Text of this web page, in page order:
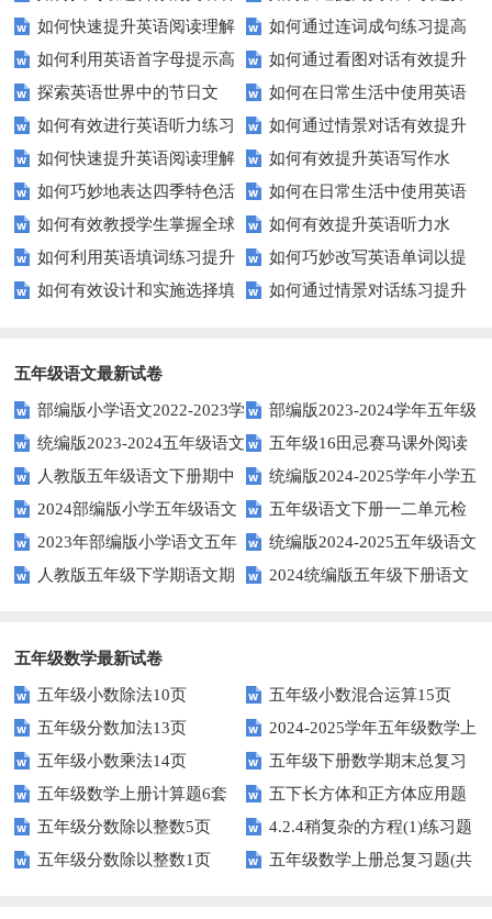
力测试？
题的得分？
如何快速提升英语阅读理解
能力？这些技巧你必须知道！
如何通过连词成句练习提高
英语水平？
如何利用英语首字母提示高
效完成填空题？
如何通过看图对话有效提升
英语口语水平？
探索英语世界中的节日文
化：您知道这些传统吗？
如何在日常生活中使用英语
进行有效沟通？——实用英语口
语技巧
如何有效进行英语听力练习
以快速提升？
如何通过情景对话有效提升
英语口语水平？
如何快速提升英语阅读理解
能力？这些技巧你必须知道！
如何有效提升英语写作水
平？这里有五个实用建议！
如何巧妙地表达四季特色活
动？这些建议让您的活动更加丰
富多彩！
如何在日常生活中使用英语
进行有效问答？——实用技巧分
享
如何有效教授学生掌握全球
通用的日期表达？
如何有效提升英语听力水
平？这些测试技巧要知道！
如何利用英语填词练习提升
词汇量？这里有5个高效方法值
如何巧妙改写英语单词以提
升文章魅力？
如何有效设计和实施选择填
如何通过情景对话练习提升
五年级语文最新试卷
部编版小学语文2022-2023学
年上期五年级期末试题
部编版2023-2024学年五年级
语文下学期期末考前质量冲刺卷
统编版2023-2024五年级语文
下册期中阶段调研卷
五年级16田忌赛马课外阅读
练习题及答案
人教版五年级语文下册期中
试题及参考答案
统编版2024-2025学年小学五
年级语文上册期中试卷
2024部编版小学五年级语文
下学期期末测试卷
五年级语文下册一二单元检
测题
2023年部编版小学语文五年
级下册期末模拟题
统编版2024-2025五年级语文
第一学期期末测试卷
人教版五年级下学期语文期
2024统编版五年级下册语文
五年级数学最新试卷
五年级小数除法10页
五年级小数混合运算15页
五年级分数加法13页
2024-2025学年五年级数学上
册期末素养测评卷（考试版A4
人教版）
五年级小数乘法14页
五年级下册数学期末总复习
题——选择题专项练习
五年级数学上册计算题6套
五下长方体和正方体应用题
专项训练
五年级分数除以整数5页
4.2.4稍复杂的方程(1)练习题
及答案
五年级分数除以整数1页
五年级数学上册总复习题(共